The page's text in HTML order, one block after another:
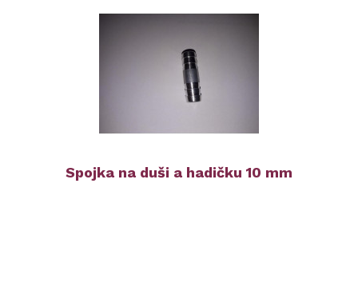
Spojka na duši a hadičku 10 mm